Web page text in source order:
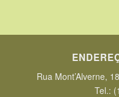
Rua Mont’Alverne,
Tel.: